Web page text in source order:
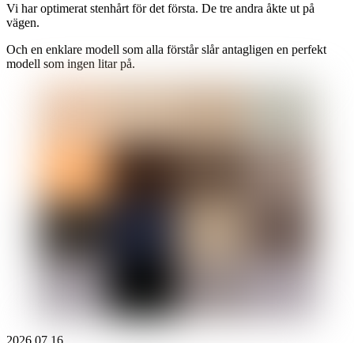
Vi har optimerat stenhårt för det första. De tre andra åkte ut på
vägen.
Och en enklare modell som alla förstår slår antagligen en perfekt
modell som ingen litar på.